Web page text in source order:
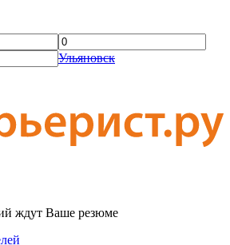
Ульяновск
ждут Ваше резюме